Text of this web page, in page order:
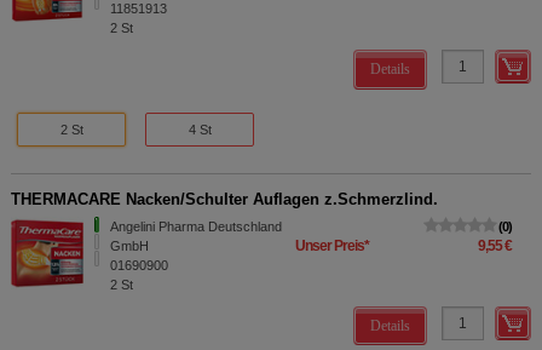
11851913
2 St
Details
2 St 4 St
THERMACARE Nacken/Schulter Auflagen z.Schmerzlind.
Angelini Pharma Deutschland
GmbH
01690900
2 St
0
Unser Preis* 9,55 €
Details